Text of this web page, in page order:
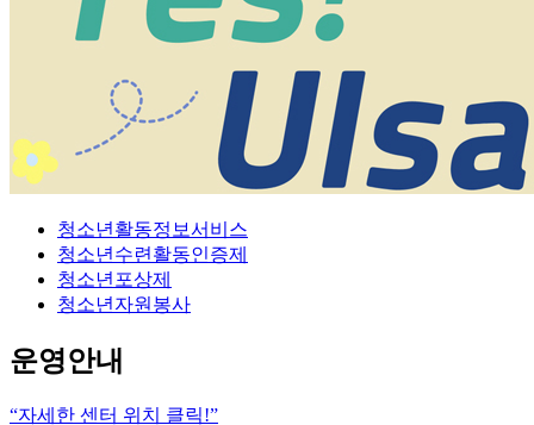
청소년활동정보서비스
청소년수련활동인증제
청소년포상제
청소년자원봉사
운영안내
“자세한 센터 위치 클릭!”